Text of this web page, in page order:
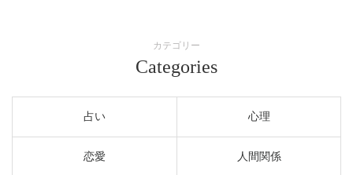
カテゴリー
Categories
占い 心理
恋愛 人間関係